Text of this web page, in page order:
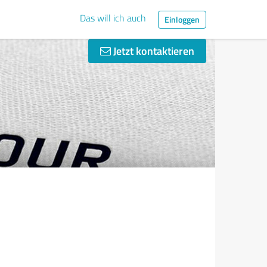
Das will ich auch Einloggen
Jetzt kontaktieren